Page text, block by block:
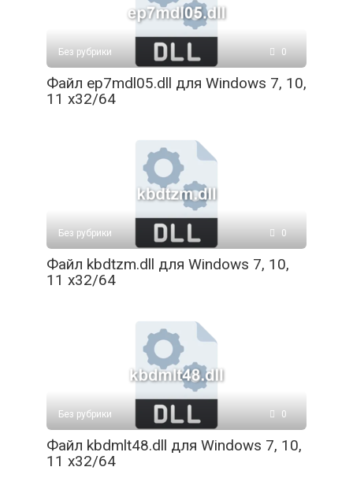
Без рубрики 0
Файл ep7mdl05.dll для Windows 7, 10,
11 x32/64
Без рубрики 0
Файл kbdtzm.dll для Windows 7, 10,
11 x32/64
Без рубрики 0
Файл kbdmlt48.dll для Windows 7, 10,
11 x32/64